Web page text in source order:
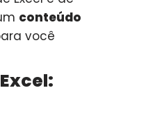
conteúdo
você